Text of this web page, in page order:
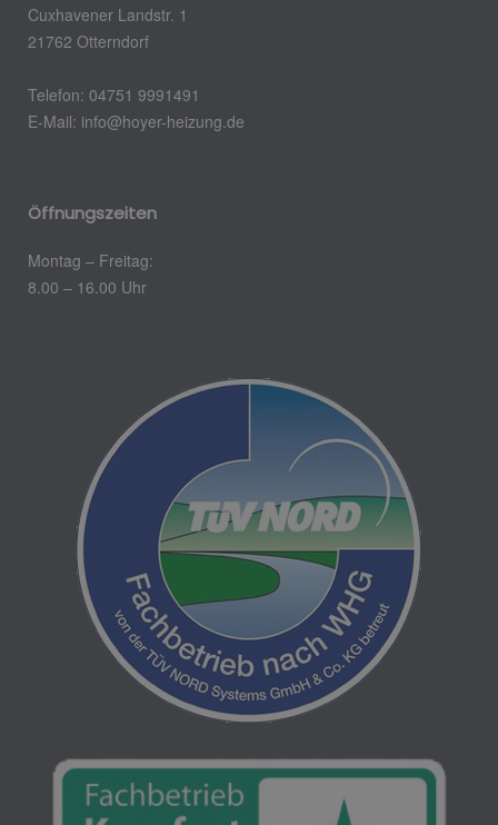
Cuxhavener Landstr. 1
21762 Otterndorf
Telefon: 04751 9991491
E-Mail: info@hoyer-heizung.de
Öffnungszeiten
Montag – Freitag:
8.00 – 16.00 Uhr